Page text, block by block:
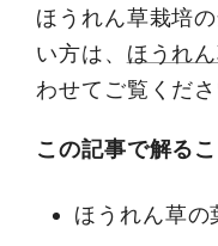
ほうれん草栽培
い方は、 ほうれ
わせてご覧くださ
この記事で解るこ
ほうれん草の